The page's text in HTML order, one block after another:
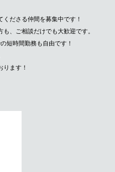
ださる仲間を募集中です！
、ご相談だけでも大歓迎です。
短時間勤務も自由です！
ります！